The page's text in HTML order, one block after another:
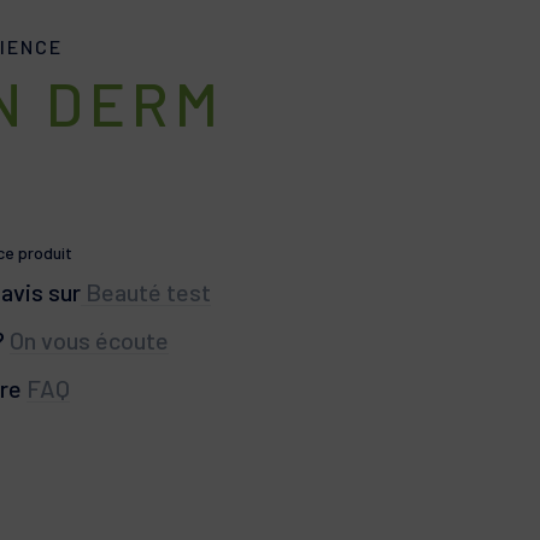
DERM
produit
sur Beauté test
On vous écoute
FAQ